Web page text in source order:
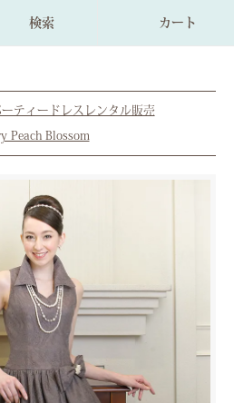
検索 カート
ティードレスレンタル販売
Peach Blossom